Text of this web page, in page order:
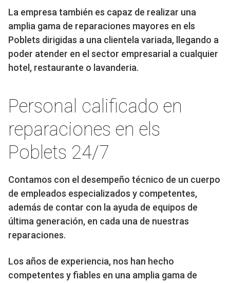
La empresa también es capaz de realizar una
amplia gama de reparaciones mayores en els
Poblets dirigidas a una clientela variada, llegando a
poder atender en el sector empresarial a cualquier
hotel, restaurante o lavanderia.
Personal calificado en
reparaciones en els
Poblets 24/7
Contamos con el desempeño técnico de un cuerpo
de empleados especializados y competentes,
además de contar con la ayuda de equipos de
última generación, en cada una de nuestras
reparaciones.
Los años de experiencia, nos han hecho
competentes y fiables en una amplia gama de